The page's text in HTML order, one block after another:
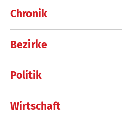
Chronik
Bezirke
Politik
Wirtschaft